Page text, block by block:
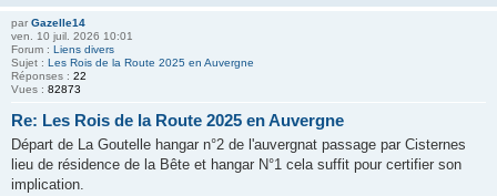
par Gazelle14
ven. 10 juil. 2026 10:01
Forum : Liens divers
Sujet : Les Rois de la Route 2025 en Auvergne
Réponses : 22
Vues : 82873
Re: Les Rois de la Route 2025 en Auvergne
Départ de La Goutelle hangar n°2 de l'auvergnat passage par Cisternes
lieu de résidence de la Bête et hangar N°1 cela suffit pour certifier son
implication.